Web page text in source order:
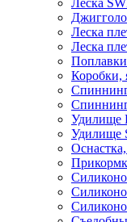
Леска
Леска
Коробки,
Удилище
Удилище